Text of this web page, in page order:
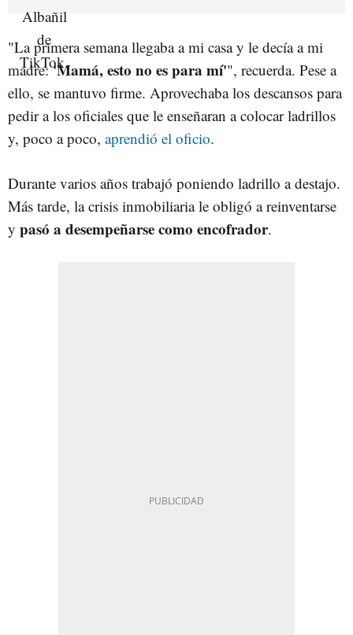
"La primera semana llegaba a mi casa y le decía a mi
madre:'Mamá, esto no es para mí'", recuerda. Pese a
ello, se mantuvo firme. Aprovechaba los descansos para
pedir a los oficiales que le enseñaran a colocar ladrillos
y, poco a poco, aprendió el oficio.
Durante varios años trabajó poniendo ladrillo a destajo.
Más tarde, la crisis inmobiliaria le obligó a reinventarse
y pasó a desempeñarse como encofrador.